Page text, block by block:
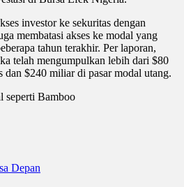
investor ke sekuritas dengan
membatasi akses ke modal yang
tahun terakhir. Per laporan,
telah mengumpulkan lebih dari $80
dan $240 miliar di pasar modal utang.
seperti Bamboo